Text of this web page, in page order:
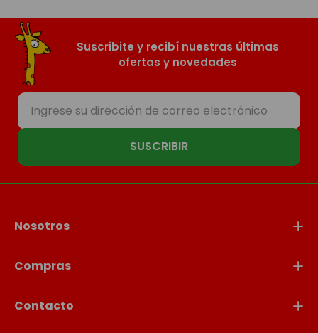
Suscribite y recibí nuestras últimas
ofertas y novedades
SUSCRIBIR
Nosotros
Compras
Contacto